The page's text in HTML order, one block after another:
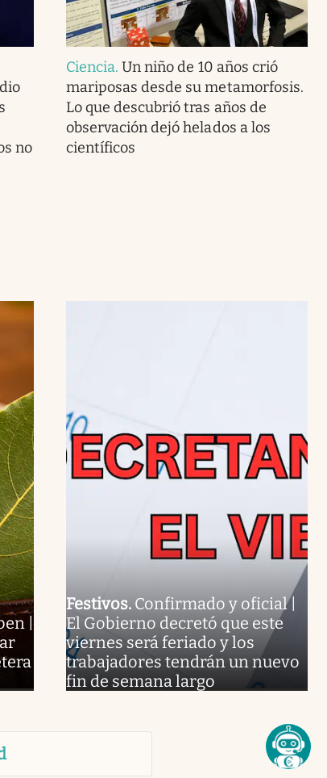
no
Ciencia.Un niño de 10 años crió
mariposas desde su metamorfosis.
Lo que descubrió tras años de
observación dejó helados a los
científicos
|
Festivos. Confirmado y oficial |
El Gobierno decretó que este
viernes será feriado y los
trabajadores tendrán un nuevo
fin de semana largo